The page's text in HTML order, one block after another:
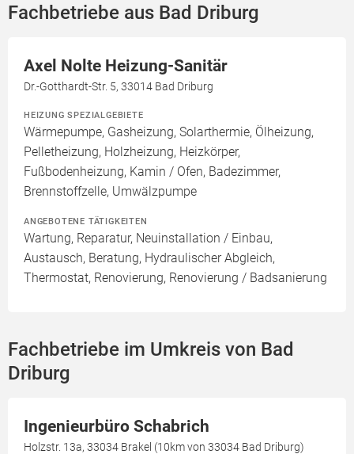
Fachbetriebe aus Bad Driburg
Axel Nolte Heizung-Sanitär
Dr.-Gotthardt-Str. 5, 33014 Bad Driburg
HEIZUNG SPEZIALGEBIETE
Wärmepumpe, Gasheizung, Solarthermie, Ölheizung,
Pelletheizung, Holzheizung, Heizkörper,
Fußbodenheizung, Kamin / Ofen, Badezimmer,
Brennstoffzelle, Umwälzpumpe
ANGEBOTENE TÄTIGKEITEN
Wartung, Reparatur, Neuinstallation / Einbau,
Austausch, Beratung, Hydraulischer Abgleich,
Thermostat, Renovierung, Renovierung / Badsanierung
Fachbetriebe im Umkreis von Bad
Driburg
Ingenieurbüro Schabrich
Holzstr. 13a, 33034 Brakel (10km von 33034 Bad Driburg)